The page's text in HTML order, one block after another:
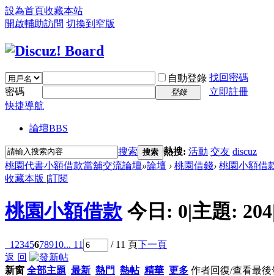
設為首頁收藏本站
開啟輔助訪問 切換到窄版
自動登錄 找回密碼
密碼
登錄
立即註冊
快捷導航
論壇BBS
搜索 搜索 熱搜: 活動 交友 discuz
桃園代書小額借款當舖交流論壇»論壇 › 桃園借錢› 桃園小額借
收藏本版 |訂閱
桃園小額借款 今日: 0|主題: 204
1 2345678910... 11 / 11 頁下一頁
返 回
新窗 全部主題 最新 熱門 熱帖 精華 更多 作者回復/查看最後